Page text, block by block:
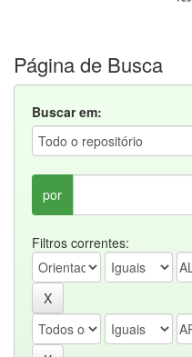
Página de Busca
Buscar em:
por
Filtros correntes: